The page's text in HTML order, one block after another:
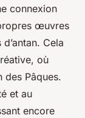
connexion
œuvres
Cela
où
des Pâques.
et au
encore